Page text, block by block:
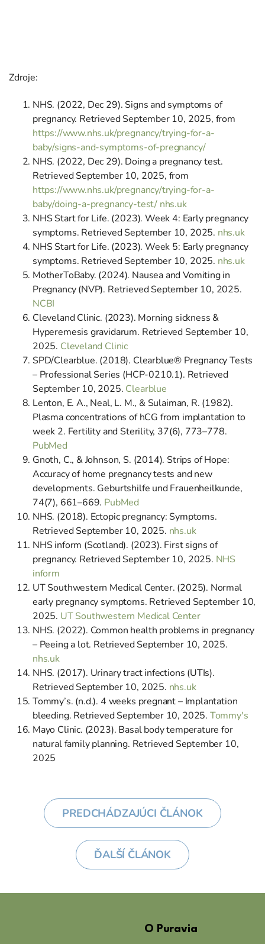
Zdroje:
NHS. (2022, Dec 29). Signs and symptoms of
pregnancy. Retrieved September 10, 2025, from
https://www.nhs.uk/pregnancy/trying-for-a-
baby/signs-and-symptoms-of-pregnancy/
NHS. (2022, Dec 29). Doing a pregnancy test.
Retrieved September 10, 2025, from
https://www.nhs.uk/pregnancy/trying-for-a-
baby/doing-a-pregnancy-test/ nhs.uk
NHS Start for Life. (2023). Week 4: Early pregnancy
symptoms. Retrieved September 10, 2025. nhs.uk
NHS Start for Life. (2023). Week 5: Early pregnancy
symptoms. Retrieved September 10, 2025. nhs.uk
MotherToBaby. (2024). Nausea and Vomiting in
Pregnancy (NVP). Retrieved September 10, 2025.
NCBI
Cleveland Clinic. (2023). Morning sickness &
Hyperemesis gravidarum. Retrieved September 10,
2025. Cleveland Clinic
SPD/Clearblue. (2018). Clearblue® Pregnancy Tests
– Professional Series (HCP-0210.1). Retrieved
September 10, 2025. Clearblue
Lenton, E. A., Neal, L. M., & Sulaiman, R. (1982).
Plasma concentrations of hCG from implantation to
week 2. Fertility and Sterility, 37(6), 773–778.
PubMed
Gnoth, C., & Johnson, S. (2014). Strips of Hope:
Accuracy of home pregnancy tests and new
developments. Geburtshilfe und Frauenheilkunde,
74(7), 661–669. PubMed
NHS. (2018). Ectopic pregnancy: Symptoms.
Retrieved September 10, 2025. nhs.uk
NHS inform (Scotland). (2023). First signs of
pregnancy. Retrieved September 10, 2025. NHS
inform
UT Southwestern Medical Center. (2025). Normal
early pregnancy symptoms. Retrieved September 10,
2025. UT Southwestern Medical Center
NHS. (2022). Common health problems in pregnancy
– Peeing a lot. Retrieved September 10, 2025.
nhs.uk
NHS. (2017). Urinary tract infections (UTIs).
Retrieved September 10, 2025. nhs.uk
Tommy’s. (n.d.). 4 weeks pregnant – Implantation
bleeding. Retrieved September 10, 2025. Tommy's
Mayo Clinic. (2023). Basal body temperature for
natural family planning. Retrieved September 10,
2025
PREDCHÁDZAJÚCI ČLÁNOK
ĎALŠÍ ČLÁNOK
O Puravia